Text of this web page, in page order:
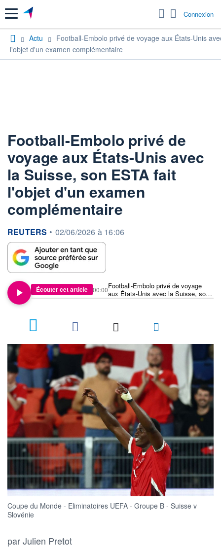
Menu Connexion
Actu
Football-Embolo privé de voyage aux États-Unis
l'objet d'un examen complémentaire
Football-Embolo privé de
voyage aux États-Unis avec
la Suisse, son ESTA fait
l'objet d'un examen
complémentaire
information fournie par
REUTERS • 02/06/2026 à 16:06
Écouter cet article
Football-Embolo privé de voyage
aux États-Unis avec la Suisse, son
ESTA fait l'objet d'un examen
00:00
Coupe du Monde - Eliminatoires UEFA - Groupe B - Suisse v
Slovénie
par Julien Pretot